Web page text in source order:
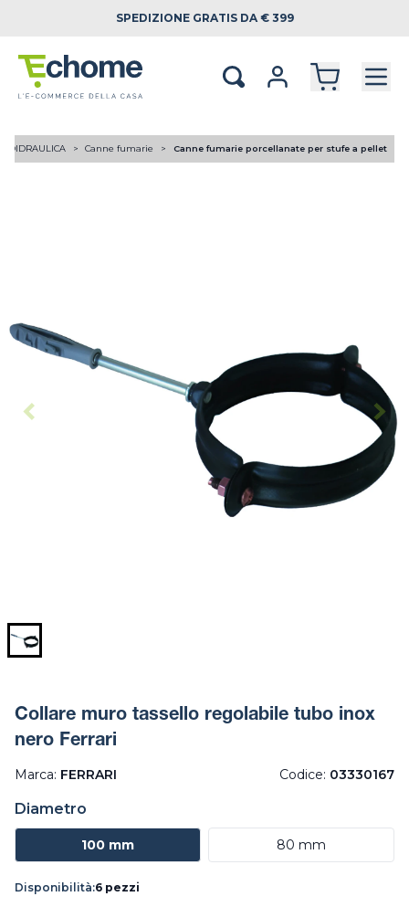
SPEDIZIONE GRATIS DA € 399
Canne fumarie Canne fumarie porcellanate per stufe a pellet
Collare muro tassello regolabile tubo inox
nero Ferrari
Marca: FERRARI Codice: 03330167
Diametro
100 mm 80 mm
Disponibilità:6 pezzi